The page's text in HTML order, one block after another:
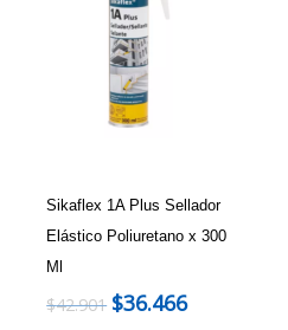
Sikaflex 1A Plus Sellador
Elástico Poliuretano x 300
Ml
$42.901 $36.466